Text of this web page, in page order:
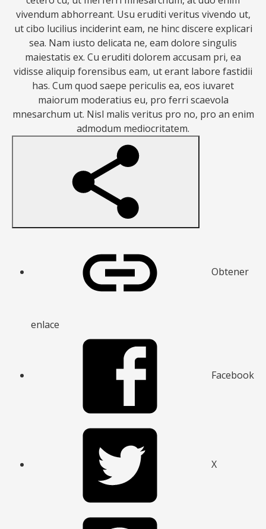
vivendum abhorreant. Usu eruditi veritus vivendo ut,
ut cibo lucilius inciderint eam, ne hinc discere explicari
sea. Nam iusto delicata ne, eam dolore singulis
maiestatis ex. Cu eruditi dolorem accusam pri, ea
vidisse aliquip forensibus eam, ut erant labore fastidii
has. Cum quod saepe periculis ea, eos iuvaret
maiorum moderatius eu, pro ferri scaevola
mnesarchum ut. Nisl malis veritus pro no, pro an enim
admodum mediocritatem.
Obtener
enlace
Facebook
X